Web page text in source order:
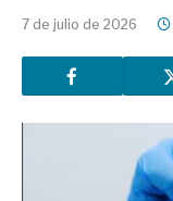
7 de julio de 2026